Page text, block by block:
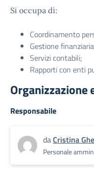
Si occupa di:
Coordinamento
Gestione
Servizi contabili;
Rapporti con enti
Organizzazione
Responsabile
daCristina
Personale